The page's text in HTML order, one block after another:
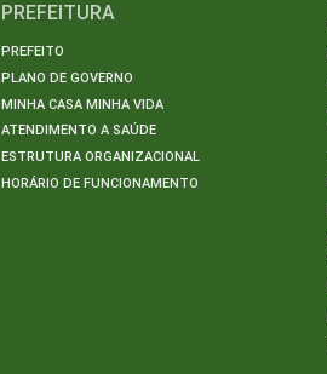
PREFEITURA
PREFEITO
PLANO DE GOVERNO
MINHA CASA MINHA VIDA
ATENDIMENTO A SAÚDE
ESTRUTURA ORGANIZACIONAL
HORÁRIO DE FUNCIONAMENTO